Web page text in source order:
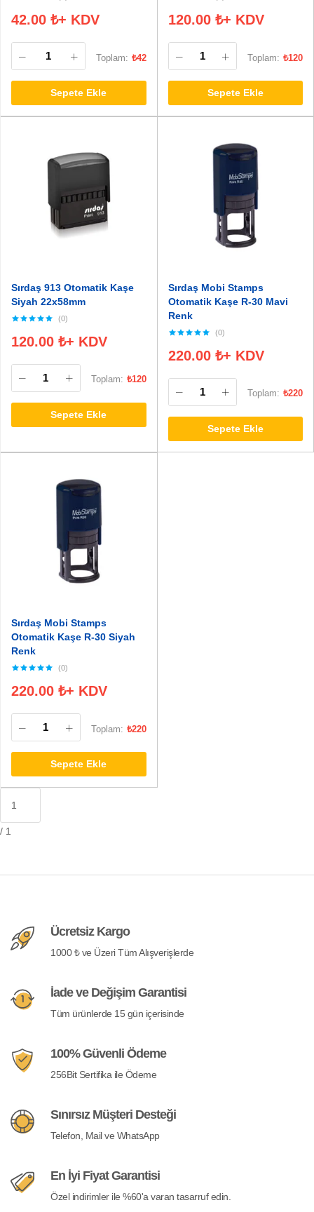
42.00 ₺+ KDV
Toplam: ₺42
Sepete Ekle
120.00 ₺+ KDV
Toplam: ₺120
Sepete Ekle
Sırdaş 913 Otomatik Kaşe
Siyah 22x58mm
(0)
120.00 ₺+ KDV
Toplam: ₺120
Sepete Ekle
Sırdaş Mobi Stamps
Otomatik Kaşe R-30 Mavi
Renk
(0)
220.00 ₺+ KDV
Toplam: ₺220
Sepete Ekle
Sırdaş Mobi Stamps
Otomatik Kaşe R-30 Siyah
Renk
(0)
220.00 ₺+ KDV
Toplam: ₺220
Sepete Ekle
/ 1
Ücretsiz Kargo
1000 ₺ ve Üzeri Tüm Alışverişlerde
İade ve Değişim Garantisi
Tüm ürünlerde 15 gün içerisinde
100% Güvenli Ödeme
256Bit Sertifika ile Ödeme
Sınırsız Müşteri Desteği
Telefon, Mail ve WhatsApp
En İyi Fiyat Garantisi
Özel indirimler ile %60'a varan tasarruf edin.